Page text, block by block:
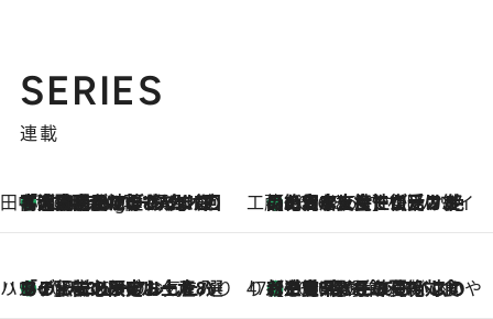
SERIES
連載
田中稲の勝手に再ブーム
1 Hour Ago
「湘南乃風に憧れて」観客大盛上がりの“タオル回し”に、ラッパー顔負けの高速歌唱まで…さだまさし（74）のアグレッシブすぎる現在地 工藤まやのおもてなしハワイ
2026.8.6
【ハワイ土産】ローカルの絶大な支持で復活！ 絶品の幻クッキー《元ファンの日本人女性が受け継いだ名店》
ハワイ賢者 リサのお気に入りリスト2026.8.6
あの伝説の限定トートも！ リニューアルした「ディーン＆デルーカ ハワイ」で必須のお土産8選 47都道府県の手みやげ ひんやりスイーツで夏を満喫
2026.8.6
【三重県】この夏絶対食べたい 冷やしておいしいおやつ3選 お餅×アイスの新感覚スイーツ